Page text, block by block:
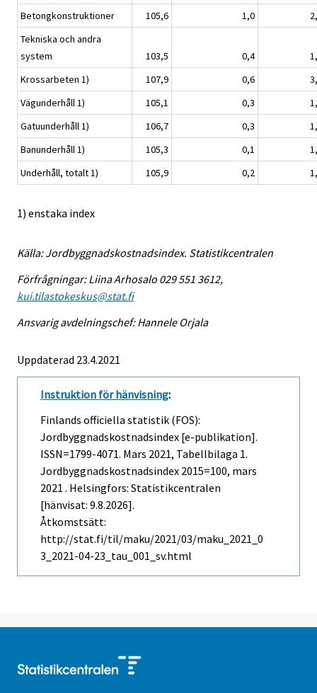
Betongkonstruktioner
105,6 1,0
Tekniska och andra
system
103,5 0,4
Krossarbeten 1)
107,9 0,6
Vägunderhåll 1)
105,1 0,3
Gatuunderhåll 1)
106,7 0,3
Banunderhåll 1)
105,3 0,1
Underhåll, totalt 1)
105,9 0,2
1) enstaka index
Källa: Jordbyggnadskostnadsindex. Statistikcentralen
Förfrågningar: Liina Arhosalo 029 551 3612,
kui.tilastokeskus@stat.fi
Ansvarig avdelningschef: Hannele Orjala
Uppdaterad 23.4.2021
Instruktion för hänvisning:
Finlands officiella statistik (FOS):
Jordbyggnadskostnadsindex [e-publikation].
ISSN=1799-4071. Mars 2021, Tabellbilaga 1.
Jordbyggnadskostnadsindex 2015=100, mars
2021 . Helsingfors: Statistikcentralen
[hänvisat: 9.8.2026].
Åtkomstsätt:
http://stat.fi/til/maku/2021/03/maku_2021_0
3_2021-04-23_tau_001_sv.html